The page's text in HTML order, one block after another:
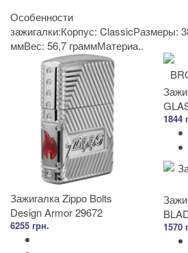
Особенности
зажигалки:Корпус: ClassicРазмеры:
ммВес: 56,7 граммМатериа..
Зажигалка Zippo Bolts
Design Armor 29672
6255 грн.
1844
1570